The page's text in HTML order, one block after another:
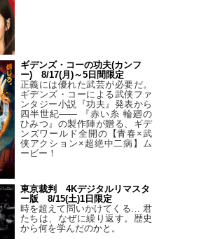
ギデンズ・コーの功夫(カンフ
ー) 8/17(月)～5日間限定
正義には優れた武芸が必要だ。
ギデンズ・コーによる武侠ファ
ンタジー小説『功夫』発表から
四半世紀―― 『赤い糸 輪廻の
ひみつ』の製作陣が贈る、ギデ
ンズワールド全開の【青春×武
侠アクション×超絶中二病】ム
ービー！
東京裁判 4Kデジタルリマスタ
ー版 8/15(土)1日限定
時を超えて問いかけてくる… 君
たちは、なぜに繰り返す。歴史
から何を学んだのかと。